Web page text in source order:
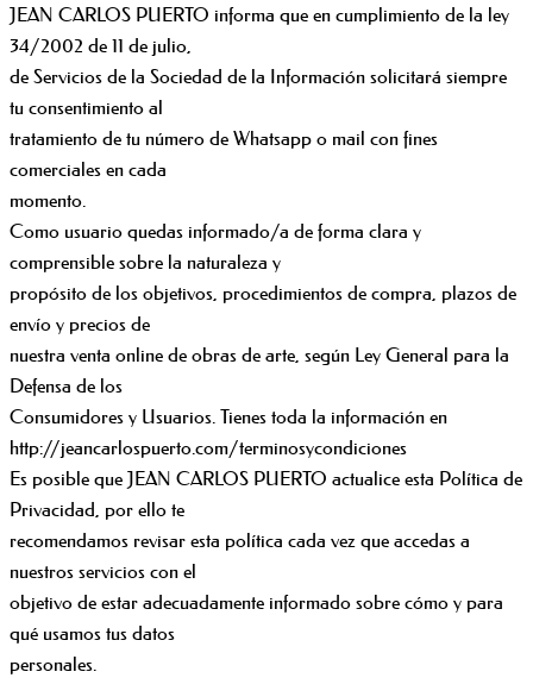
JEAN CARLOS PUERTO informa que en cumplimiento de la ley
34/2002 de 11 de julio,
de Servicios de la Sociedad de la Información solicitará siempre
tu consentimiento al
tratamiento de tu número de Whatsapp o mail con fines
comerciales en cada
momento.
Como usuario quedas informado/a de forma clara y
comprensible sobre la naturaleza y
propósito de los objetivos, procedimientos de compra, plazos de
envío y precios de
nuestra venta online de obras de arte, según Ley General para la
Defensa de los
Consumidores y Usuarios. Tienes toda la información en
http://jeancarlospuerto.com/terminosycondiciones
Es posible que JEAN CARLOS PUERTO actualice esta Política de
Privacidad, por ello te
recomendamos revisar esta política cada vez que accedas a
nuestros servicios con el
objetivo de estar adecuadamente informado sobre cómo y para
qué usamos tus datos
personales.